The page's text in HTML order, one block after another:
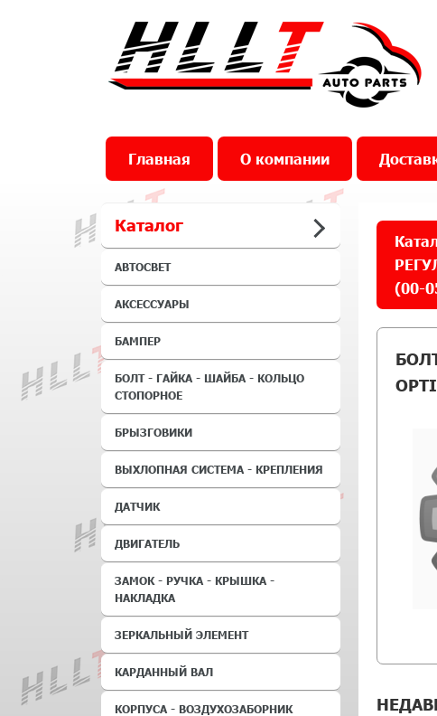
Главная О компании
Каталог
АВТОСВЕТ
АКСЕССУАРЫ
БАМПЕР
БОЛТ - ГАЙКА - ШАЙБА - КОЛЬЦО
СТОПОРНОЕ
БРЫЗГОВИКИ
ВЫХЛОПНАЯ СИСТЕМА - КРЕПЛЕНИЯ
ДАТЧИК
ДВИГАТЕЛЬ
ЗАМОК - РУЧКА - КРЫШКА -
НАКЛАДКА
ЗЕРКАЛЬНЫЙ ЭЛЕМЕНТ
КАРДАННЫЙ ВАЛ
КОРПУСА - ВОЗДУХОЗАБОРНИК
(00-